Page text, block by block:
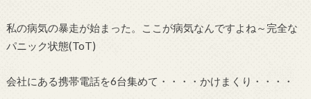
私の病気の暴走が始まった。ここが病気なんですよね～完全な
パニック状態(ToT)
会社にある携帯電話を6台集めて・・・・かけまくり・・・・